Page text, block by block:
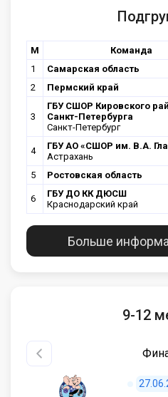
М Команда
1
Самарская область
2
Пермский край
3
ГБУ СШОР Кировского
Санкт-Петербурга
Санкт-Петербург
4
ГБУ АО «СШОР им. В.А.
Астрахань
5 Ростовская область
6
ГБУ ДО КК ДЮСШ
Краснодарский край
Больше
9-12